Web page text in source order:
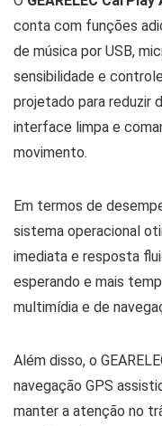
conta com funções
de música por USB,
sensibilidade e
projetado para reduzir
interface limpa e
movimento.
Em termos de
sistema operacional
imediata e resposta
esperando e mais
multimídia e de
Além disso, o
navegação GPS
manter a atenção no